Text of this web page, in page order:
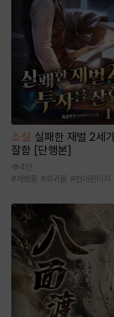
소설 실패한 재벌 2세
잘함 [단행본]
4만
# 재벌물 #회귀물 #현대판타지